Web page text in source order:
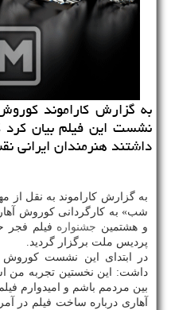
به گزارش كاراموند
نشست این فیلم بیان
داشتند هنرمندان ایرانی
به گزارش كاراموند به نقل از
شب» به كارگردانی كوروش
و هشتمین جشنواره
پردیس ملت برگزار گردید.
در ابتدای این نشست كوروش
داشت: این نخستین تجربه من
بین مردمم باشم و امیدوارم
آهاری درباره ساخت فیلم در